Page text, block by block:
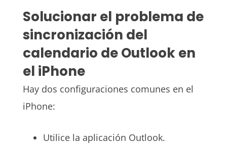
Solucionar el problema de
sincronización del
calendario de Outlook en
el iPhone
Hay dos configuraciones comunes en el
iPhone:
Utilice la aplicación Outlook.